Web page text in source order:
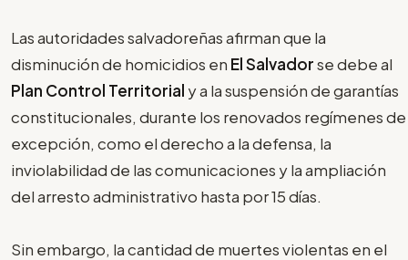
Las autoridades salvadoreñas afirman que la
disminución de homicidios en El Salvadorse debe al
Plan Control Territorial y a la suspensión de garantías
constitucionales, durante los renovados regímenes de
excepción, como el derecho a la defensa, la
inviolabilidad de las comunicaciones y la ampliación
del arresto administrativo hasta por 15 días.
Sin embargo, la cantidad de muertes violentas en el